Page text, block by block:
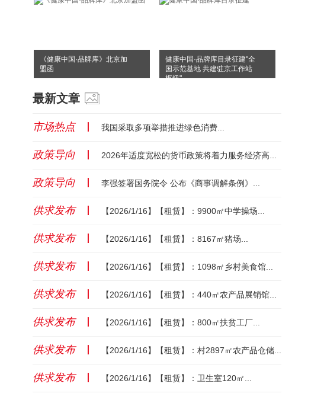
《健康中国·品牌库》北京加
盟函
健康中国·品牌库目录征建"全
国示范基地 共建驻京工作站
枢纽"
最新文章
市场热点 我国采取多项举措推进绿色消费...
政策导向 2026年适度宽松的货币政策将着力服务经济高质量发展...
政策导向 李强签署国务院令 公布《商事调解条例》...
供求发布 【2026/1/16】【租赁】：9900㎡中学操场...
供求发布 【2026/1/16】【租赁】：8167㎡猪场...
供求发布 【2026/1/16】【租赁】：1098㎡乡村美食馆...
供求发布 【2026/1/16】【租赁】：440㎡农产品展销馆...
供求发布 【2026/1/16】【租赁】：800㎡扶贫工厂...
供求发布 【2026/1/16】【租赁】：村2897㎡农产品仓储...
供求发布 【2026/1/16】【租赁】：卫生室120㎡...